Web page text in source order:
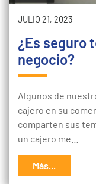
JULIO 21, 2023
¿Es seguro
negocio?
Algunos de
cajero en su
comparten sus
un cajero me…
Más...